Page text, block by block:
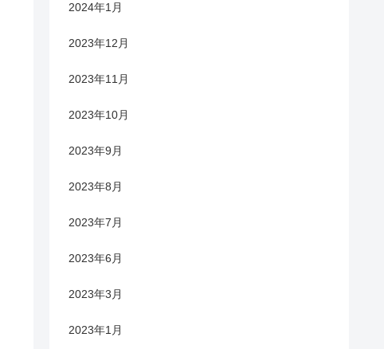
2024年1月
2023年12月
2023年11月
2023年10月
2023年9月
2023年8月
2023年7月
2023年6月
2023年3月
2023年1月